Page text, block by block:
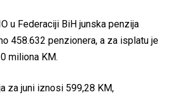
u Federaciji BiH junska penzija
458.632 penzionera, a za isplatu je
miliona KM.
za juni iznosi 599,28 KM,